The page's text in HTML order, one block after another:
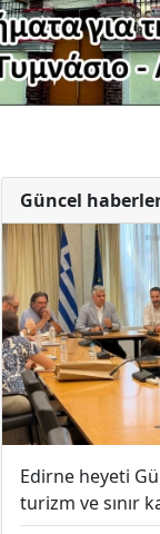
Güncel
Edirne heyeti
turizm ve sınır